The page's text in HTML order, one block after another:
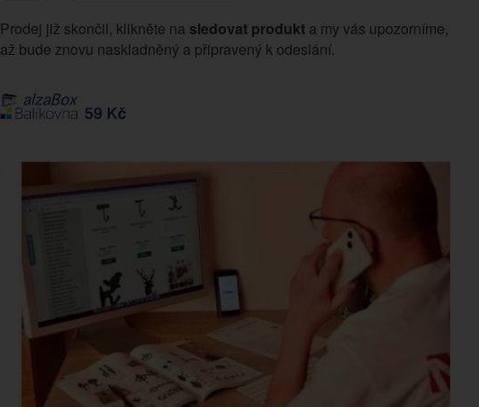
Prodej již skončil, klikněte na sledovat produkt a my vás upozorníme,
až bude znovu naskladněný a připravený k odeslání.